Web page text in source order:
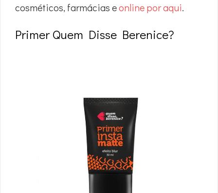
cosméticos, farmácias eonline por aqui.
Primer Quem Disse Berenice?